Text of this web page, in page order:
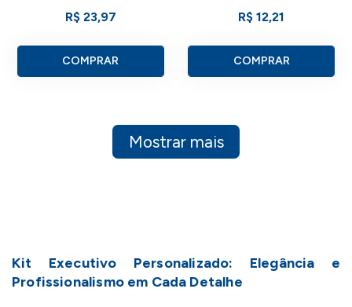
R$ 23,97
COMPRAR
R$ 12,21
COMPRAR
Mostrar mais
Kit Executivo Personalizado: Elegância e
Profissionalismo em Cada Detalhe